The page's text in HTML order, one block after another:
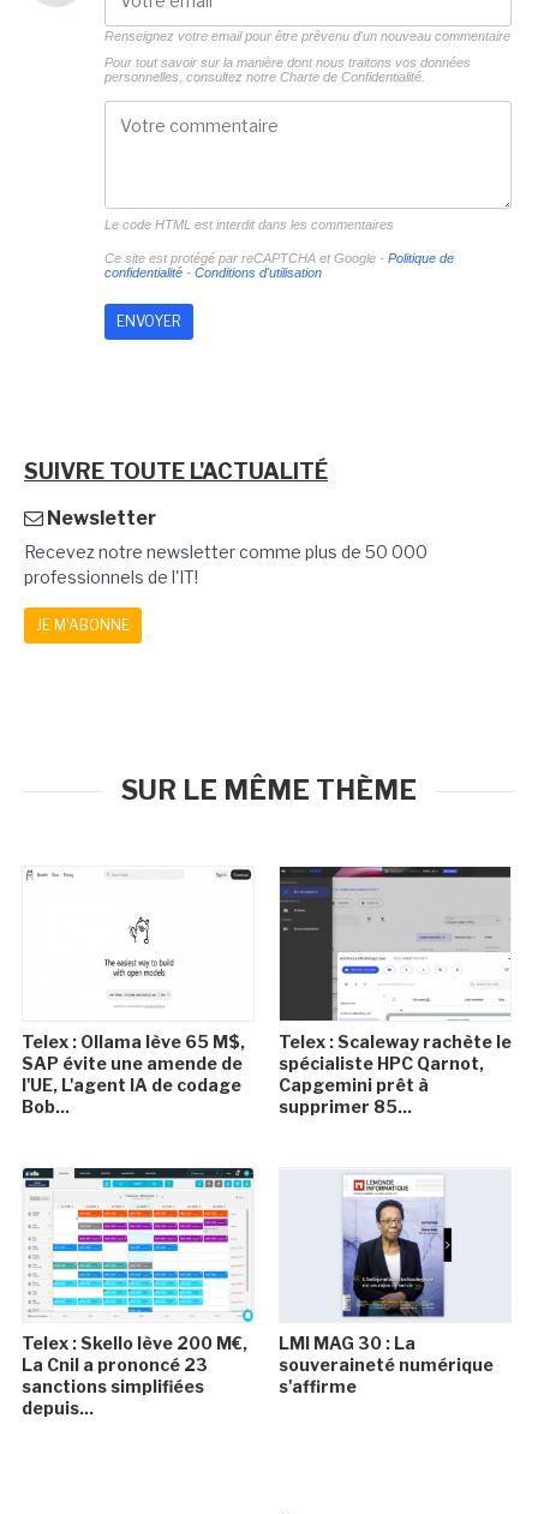
Renseignez votre email pour être prévenu d'un nouveau commentaire
Pour tout savoir sur la manière dont nous traitons vos données
personnelles, consultez notre Charte de Confidentialité.
Le code HTML est interdit dans les commentaires
Ce site est protégé par reCAPTCHA et Google - Politique de
confidentialité- Conditions d'utilisation
SUIVRE TOUTE L'ACTUALITÉ
Newsletter
Recevez notre newsletter comme plus de 50 000
professionnels de l'IT!
JE M'ABONNE
SUR LE MÊME THÈME
Telex : Ollama lève 65 M$,
SAP évite une amende de
l'UE, L'agent IA de codage
Bob...
Telex : Scaleway rachète le
spécialiste HPC Qarnot,
Capgemini prêt à
supprimer 85...
Telex : Skello lève 200 M€,
La Cnil a prononcé 23
sanctions simplifiées
depuis...
LMI MAG 30 : La
souveraineté numérique
s'affirme